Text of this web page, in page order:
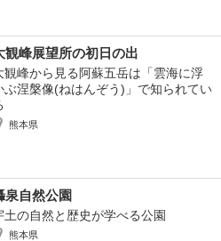
観峰展望所の初日の出
観峰から見る阿蘇五岳は「雲海に浮
ぶ涅槃像(ねはんぞう)」で知られてい
熊本県
泉自然公園
土の自然と歴史が学べる公園
熊本県